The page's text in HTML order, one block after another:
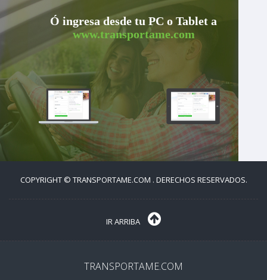
Ó ingresa desde tu PC o Tablet a
www.transportame.com
COPYRIGHT © TRANSPORTAME.COM . DERECHOS RESERVADOS.
IR ARRIBA
TRANSPORTAME.COM